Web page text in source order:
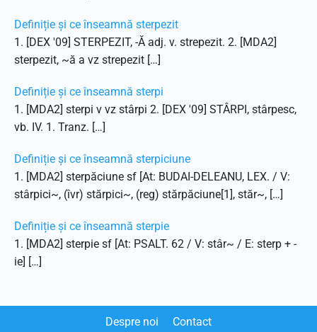
Definiție și ce înseamnă sterpezit
1. [DEX '09] STERPEZIT, -Ă adj. v. strepezit. 2. [MDA2]
sterpezit, ~ă a vz strepezit […]
Definiție și ce înseamnă sterpi
1. [MDA2] sterpi v vz stârpi 2. [DEX '09] STÂRPI, stârpesc,
vb. IV. 1. Tranz. […]
Definiție și ce înseamnă sterpiciune
1. [MDA2] sterpăciune sf [At: BUDAI-DELEANU, LEX. / V:
stârpici~, (îvr) stărpici~, (reg) stărpăciune[1], stăr~, […]
Definiție și ce înseamnă sterpie
1. [MDA2] sterpie sf [At: PSALT. 62 / V: stâr~ / E: sterp + -
ie] […]
Despre noi Contact